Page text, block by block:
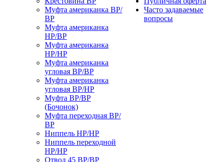
Муфта американка ВР/
ВР
Муфта американка
НР/ВР
Муфта американка
НР/НР
Муфта американка
угловая ВР/ВР
Муфта американка
угловая ВР/НР
Муфта ВР/ВР
(Бочонок)
Муфта переходная ВР/
ВР
Ниппель НР/НР
Ниппель переходной
НР/НР
Отвод 45 ВР/ВР
Часто задаваемые
вопросы